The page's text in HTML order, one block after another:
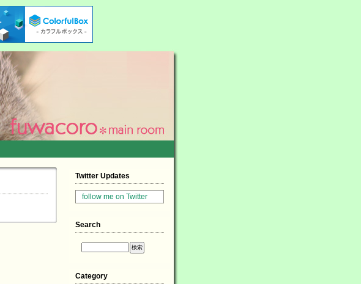
Twitter Updates
follow me on Twitter
Search
Category